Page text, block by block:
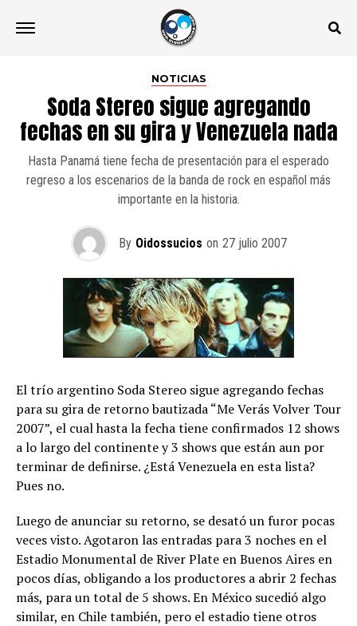
NOTICIAS
Soda Stereo sigue agregando
fechas en su gira y Venezuela nada
Hasta Panamá tiene fecha de presentación para el esperado
regreso a los escenarios de la banda de rock en español más
importante en la historia.
By Oidossucios on 27 julio 2007
El trío argentino Soda Stereo sigue agregando fechas
para su gira de retorno bautizada “Me Verás Volver Tour
2007”, el cual hasta la fecha tiene confirmados 12 shows
a lo largo del continente y 3 shows que están aun por
terminar de definirse. ¿Está Venezuela en esta lista?
Pues no.
Luego de anunciar su retorno, se desató un furor pocas
veces visto. Agotaron las entradas para 3 noches en el
Estadio Monumental de River Plate en Buenos Aires en
pocos días, obligando a los productores a abrir 2 fechas
más, para un total de 5 shows. En México sucedió algo
similar, en Chile también, pero el estadio tiene otros